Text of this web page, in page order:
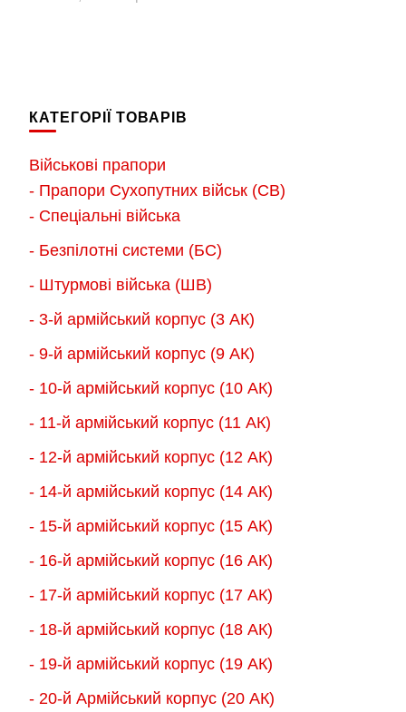
варіантів.
можна
вибрати
сторінці
товару
КАТЕГОРІЇ ТОВАРІВ
Військові прапори
- Прапори Сухопутних військ (СВ)
- Спеціальні війська
- Безпілотні системи (БС)
- Штурмові війська (ШВ)
- 3-й армійський корпус (3 АК)
- 9-й армійський корпус (9 АК)
- 10-й армійський корпус (10 АК)
- 11-й армійський корпус (11 АК)
- 12-й армійський корпус (12 АК)
- 14-й армійський корпус (14 АК)
- 15-й армійський корпус (15 АК)
- 16-й армійський корпус (16 АК)
- 17-й армійський корпус (17 АК)
- 18-й армійський корпус (18 AК)
- 19-й армійський корпус (19 АК)
- 20-й Армійський корпус (20 АК)